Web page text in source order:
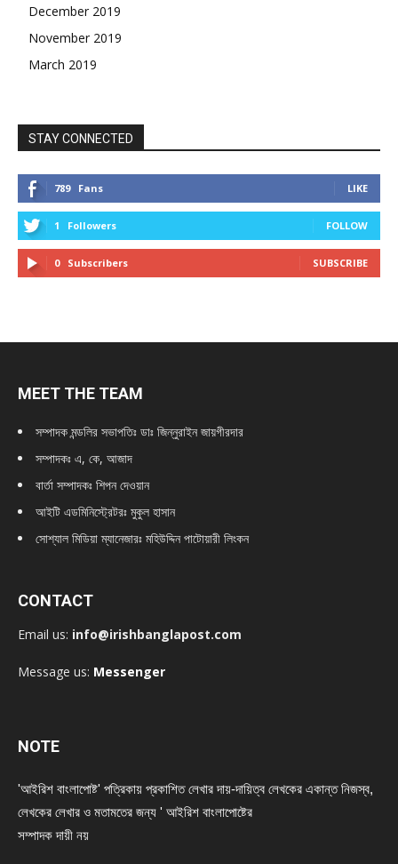
December 2019
November 2019
March 2019
STAY CONNECTED
789 Fans LIKE
1 Followers FOLLOW
0 Subscribers SUBSCRIBE
MEET THE TEAM
সম্পাদক মন্ডলির সভাপতিঃ ডাঃ জিন্নুরাইন জায়গীরদার
সম্পাদকঃ এ, কে, আজাদ
বার্তা সম্পাদকঃ শিপন দেওয়ান
আইটি এডমিনিস্ট্রেটরঃ মুকুল হাসান
সোশ্যাল মিডিয়া ম্যানেজারঃ মহিউদ্দিন পাটোয়ারী লিংকন
CONTACT
Email us: info@irishbanglapost.com
Message us: Messenger
NOTE
'আইরিশ বাংলাপোষ্ট' পত্রিকায় প্রকাশিত লেখার দায়-দায়িত্ব লেখকের একান্ত নিজস্ব,
লেখকের লেখার ও মতামতের জন্য ' আইরিশ বাংলাপোষ্টের
সম্পাদক দায়ী নয়